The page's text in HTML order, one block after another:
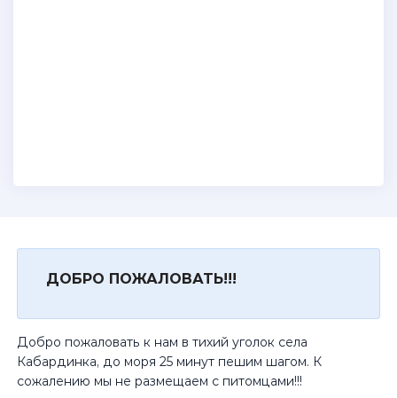
ДОБРО ПОЖАЛОВАТЬ!!!
Добро пожаловать к нам в тихий уголок села
Кабардинка, до моря 25 минут пешим шагом. К
сожалению мы не размещаем с питомцами!!!